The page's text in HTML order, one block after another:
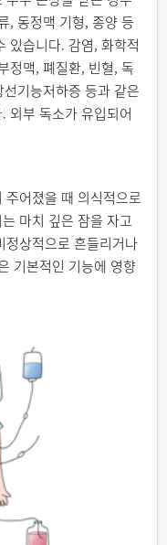
, 동정맥 기형, 종양 등
있습니다. 감염, 화학적
정맥, 폐질환, 빈혈, 독
기능저하증 등과 같은
외부 독소가 유입되어
어졌을 때 의식적으로
마치 깊은 잠을 자고
정상적으로 흔들리거나
기본적인 기능에 영향